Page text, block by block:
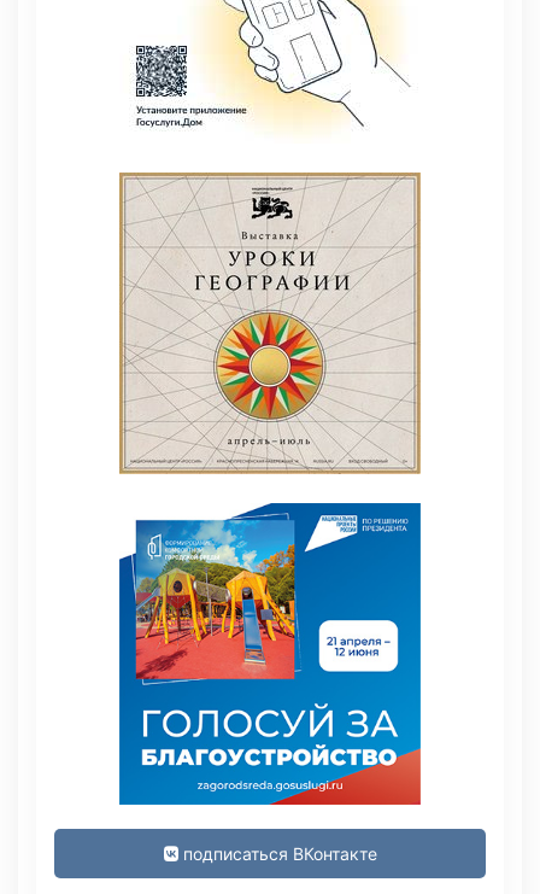
подписаться ВКонтакте